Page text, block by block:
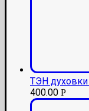
ТЭН
400.00 Р